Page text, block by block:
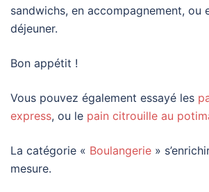
sandwichs, en accompagnement, ou
déjeuner.
Bon appétit !
Vous pouvez également essayé les
express, ou le pain citrouille au
La catégorie « Boulangerie »
mesure.